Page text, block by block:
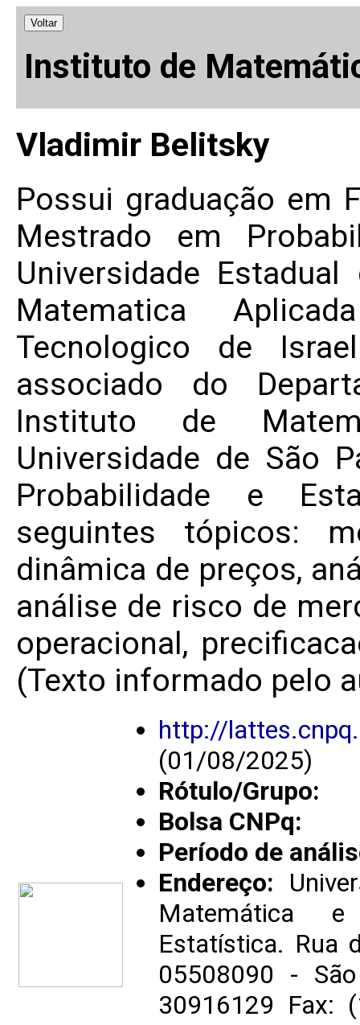
Voltar
Instituto de
Vladimir Belitsky
Possui graduação em
Mestrado em
Universidade
Matematica
Tecnologico de
associado do
Instituto de
Universidade de São
Probabilidade e
seguintes tópicos:
dinâmica de preços,
análise de risco de
operacional,
(Texto informado pelo
http://
(01/08/2025)
Rótulo/Grupo:
Bolsa CNPq:
Período de
Endereço:
Matemática
Estatística. Rua
05508090 -
30916129 Fax: